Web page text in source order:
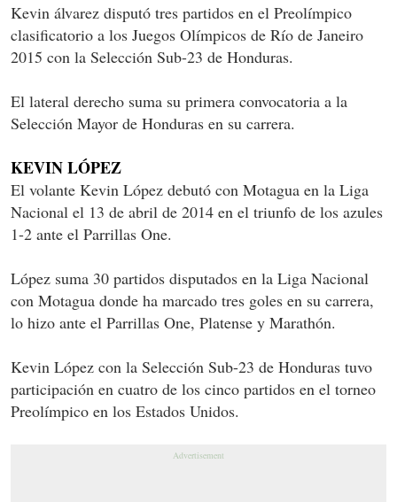
Kevin álvarez disputó tres partidos en el Preolímpico
clasificatorio a los Juegos Olímpicos de Río de Janeiro
2015 con la Selección Sub-23 de Honduras.
El lateral derecho suma su primera convocatoria a la
Selección Mayor de Honduras en su carrera.
KEVIN LÓPEZ
El volante Kevin López debutó con Motagua en la Liga
Nacional el 13 de abril de 2014 en el triunfo de los azules
1-2 ante el Parrillas One.
López suma 30 partidos disputados en la Liga Nacional
con Motagua donde ha marcado tres goles en su carrera,
lo hizo ante el Parrillas One, Platense y Marathón.
Kevin López con la Selección Sub-23 de Honduras tuvo
participación en cuatro de los cinco partidos en el torneo
Preolímpico en los Estados Unidos.